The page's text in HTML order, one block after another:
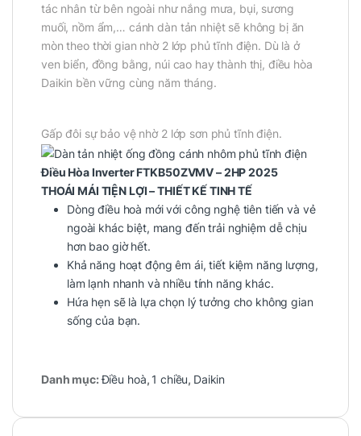
tác nhân từ bên ngoài như nắng mưa, bụi, sương
muối, nồm ẩm,… cánh dàn tản nhiệt sẽ không bị ăn
mòn theo thời gian nhờ 2 lớp phủ tĩnh điện. Dù là ở
ven biển, đồng bằng, núi cao hay thành thị, điều hòa
Daikin bền vững cùng năm tháng.
Gấp đôi sự bảo vệ nhờ 2 lớp sơn phủ tĩnh điện.
Điều Hòa Inverter FTKB50ZVMV – 2HP 2025
THOÁI MÁI TIỆN LỢI – THIẾT KẾ TINH TẾ
Dòng điều hoà mới với công nghệ tiên tiến và vẻ
ngoài khác biệt, mang đến trải nghiệm dễ chịu
hơn bao giờ hết.
Khả năng hoạt động êm ái, tiết kiệm năng lượng,
làm lạnh nhanh và nhiều tính năng khác.
Hứa hẹn sẽ là lựa chọn lý tưởng cho không gian
sống của bạn.
Danh mục:Điều hoà, 1 chiều, Daikin